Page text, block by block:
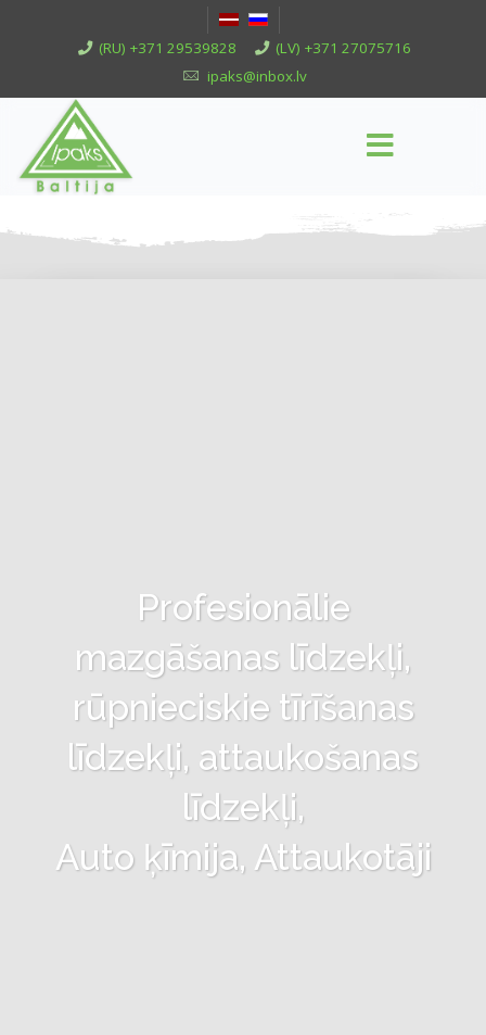
(RU) +371 29539828
(LV) +371 27075716
ipaks@inbox.lv
Profesionālie
mazgāšanas līdzekļi,
rūpnieciskie tīrīšanas
līdzekļi, attaukošanas
līdzekļi,
Auto ķīmija, Attaukotāji